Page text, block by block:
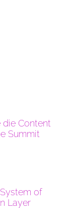
die Content
Summit
of
Layer